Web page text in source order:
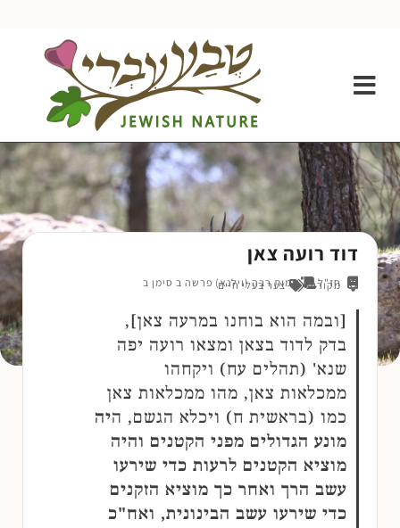
דוד רועה צאן
חז"ל שמות רבה (וילנא) פרשה ב סימן במקורות צער בעלי חיים
[ובמה הוא בוחנו במרעה צאן],
בדק לדוד בצאן ומצאו רועה יפה
שנא' (תהלים עח) ויקחהו
ממכלאות צאן, מהו ממכלאות צאן
כמו (בראשית ח) ויכלא הגשם, היה
מונע הגדולים מפני הקטנים והיה
מוציא הקטנים לרעות כדי שירעו
עשב הרך ואחר כך מוציא הזקנים
כדי שירעו עשב הבינונית, ואח"כ